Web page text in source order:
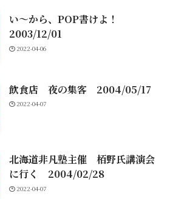
い～から、POP書けよ！
2003/12/01
2022-04-06
飲食店 夜の集客 2004/05/17
2022-04-07
北海道非凡塾主催 栢野氏講演会
に行く 2004/02/28
2022-04-07